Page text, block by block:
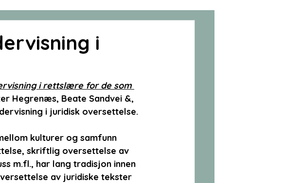
i
i rettslære for de som
Hegrenæs, Beate Sandvei &,
i juridisk oversettelse.
kulturer og samfunn
skriftlig oversettelse av
m.fl., har lang tradisjon innen
av juridiske tekster